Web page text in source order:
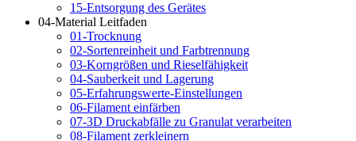
15-Entsorgung des Gerätes
04-Material Leitfaden
01-Trocknung
02-Sortenreinheit und Farbtrennung
03-Korngrößen und Rieselfähigkeit
04-Sauberkeit und Lagerung
05-Erfahrungswerte-Einstellungen
06-Filament einfärben
07-3D Druckabfälle zu Granulat verarbeiten
08-Filament zerkleinern